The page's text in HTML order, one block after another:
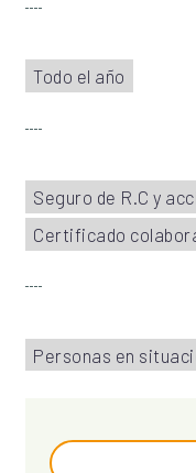
Todo el año
Seguro de R.C y
Certificado
Personas en